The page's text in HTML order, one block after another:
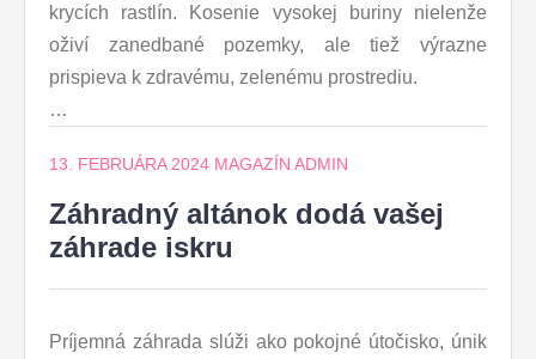
krycích rastlín. Kosenie vysokej buriny nielenže
oživí zanedbané pozemky, ale tiež výrazne
prispieva k zdravému, zelenému prostrediu.
…
13. FEBRUÁRA 2024 MAGAZÍN ADMIN
Záhradný altánok dodá vašej
záhrade iskru
Príjemná záhrada slúži ako pokojné útočisko, únik